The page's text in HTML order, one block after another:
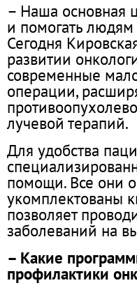
– Наша основная
и помогать
Сегодня
развитии
современные
операции,
лучевой терапий.
Для удобства
помощи. Все они
укомплектованы
позволяет
заболеваний на
– Какие
профилактики